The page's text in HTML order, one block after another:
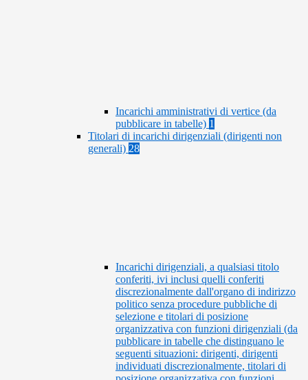
Incarichi amministrativi di vertice (da
pubblicare in tabelle) 1
Titolari di incarichi dirigenziali (dirigenti non
generali) 28
Incarichi dirigenziali, a qualsiasi titolo
conferiti, ivi inclusi quelli conferiti
discrezionalmente dall'organo di indirizzo
politico senza procedure pubbliche di
selezione e titolari di posizione
organizzativa con funzioni dirigenziali (da
pubblicare in tabelle che distinguano le
seguenti situazioni: dirigenti, dirigenti
individuati discrezionalmente, titolari di